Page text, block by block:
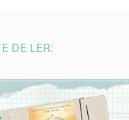
DE LER: